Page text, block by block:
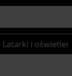
Latarki i